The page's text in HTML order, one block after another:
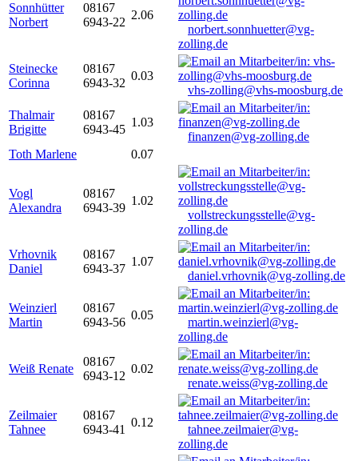
Sonnhütter
Norbert
08167
6943-22
2.06
norbert.sonnhuetter@vg-
zolling.de
Steinecke
Corinna
08167
6943-32
0.03
vhs-zolling@vhs-moosburg.de
Thalmair
Brigitte
08167
6943-45
1.03
finanzen@vg-zolling.de
Toth Marlene
0.07
Vogl
Alexandra
08167
6943-39
1.02
vollstreckungsstelle@vg-
zolling.de
Vrhovnik
Daniel
08167
6943-37
1.07
daniel.vrhovnik@vg-zolling.de
Weinzierl
Martin
08167
6943-56
0.05
martin.weinzierl@vg-
zolling.de
Weiß Renate
08167
6943-12
0.02
renate.weiss@vg-zolling.de
Zeilmaier
Tahnee
08167
6943-41
0.12
tahnee.zeilmaier@vg-
zolling.de